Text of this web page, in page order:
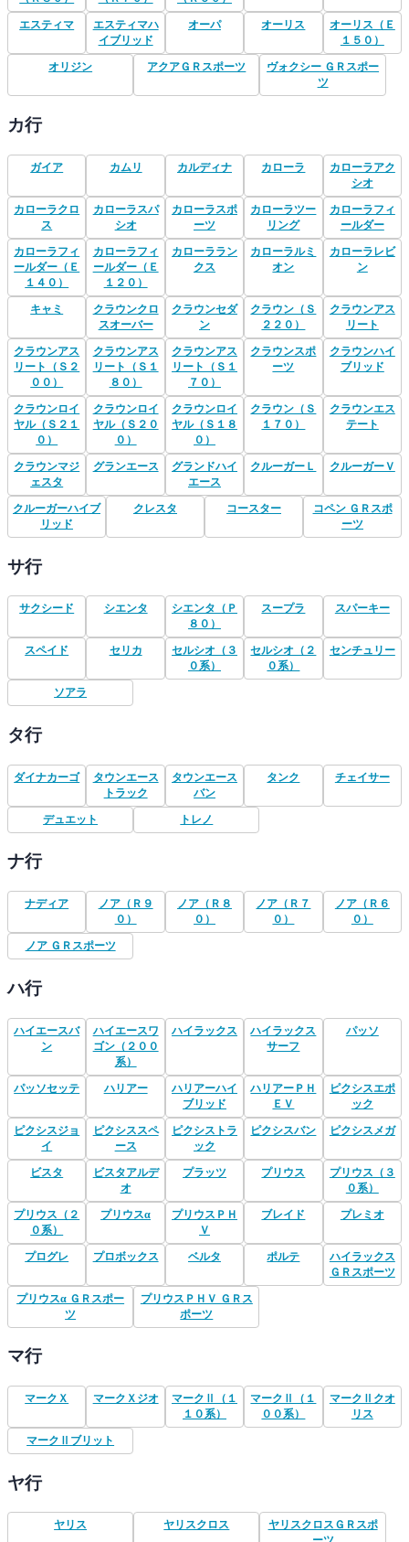
エスティマ
エスティマハ
イブリッド
オーパ オーリス
オーリス（Ｅ
１５０）
オリジン アクアＧＲスポーツ
ヴォクシー ＧＲスポー
ツ
カ行
ガイア カムリ カルディナ カローラ
カローラアク
シオ
カローラクロ
ス
カローラスパ
シオ
カローラスポ
ーツ
カローラツー
リング
カローラフィ
ールダー
カローラフィ
ールダー（Ｅ
１４０）
カローラフィ
ールダー（Ｅ
１２０）
カローララン
クス
カローラルミ
オン
カローラレビ
ン
キャミ
クラウンクロ
スオーバー
クラウンセダ
ン
クラウン（Ｓ
２２０）
クラウンアス
リート
クラウンアス
リート（Ｓ２
００）
クラウンアス
リート（Ｓ１
８０）
クラウンアス
リート（Ｓ１
７０）
クラウンスポ
ーツ
クラウンハイ
ブリッド
クラウンロイ
ヤル（Ｓ２１
０）
クラウンロイ
ヤル（Ｓ２０
０）
クラウンロイ
ヤル（Ｓ１８
０）
クラウン（Ｓ
１７０）
クラウンエス
テート
クラウンマジ
ェスタ
グランエース
グランドハイ
エース
クルーガーＬ クルーガーＶ
クルーガーハイブ
リッド
クレスタ コースター
コペン ＧＲスポ
ーツ
サ行
サクシード シエンタ
シエンタ（Ｐ
８０）
スープラ スパーキー
スペイド セリカ
セルシオ（３
０系）
セルシオ（２
０系）
センチュリー
ソアラ
タ行
ダイナカーゴ
タウンエース
トラック
タウンエース
バン
タンク チェイサー
デュエット トレノ
ナ行
ナディア
ノア（Ｒ９
０）
ノア（Ｒ８
０）
ノア（Ｒ７
０）
ノア（Ｒ６
０）
ノア ＧＲスポーツ
ハ行
ハイエースバ
ン
ハイエースワ
ゴン（２００
系）
ハイラックス
ハイラックス
サーフ
パッソ
パッソセッテ ハリアー
ハリアーハイ
ブリッド
ハリアーＰＨ
ＥＶ
ピクシスエポ
ック
ピクシスジョ
イ
ピクシススペ
ース
ピクシストラ
ック
ピクシスバン ピクシスメガ
ビスタ
ビスタアルデ
オ
プラッツ プリウス
プリウス（３
０系）
プリウス（２
０系）
プリウスα
プリウスＰＨ
Ｖ
ブレイド プレミオ
プログレ プロボックス ベルタ ポルテ
ハイラックス
ＧＲスポーツ
プリウスα ＧＲスポー
ツ
プリウスＰＨＶ ＧＲス
ポーツ
マ行
マークＸ マークＸジオ
マークⅡ（１
１０系）
マークⅡ（１
００系）
マークⅡクオ
リス
マークⅡブリット
ヤ行
ヤリス ヤリスクロス
ヤリスクロスＧＲスポ